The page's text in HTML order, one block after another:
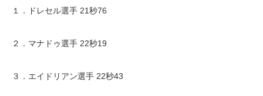
１．ドレセル選手 21秒76
２．マナドゥ選手 22秒19
３．エイドリアン選手 22秒43